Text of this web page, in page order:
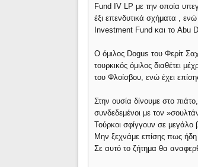
Fund IV LP με την οποία
έξι επενδυτικά σχήματα ,
Investment Fund και το Abu
Ο όμιλος Dogus του Φερίτ
τουρκικός όμιλος διαθέτει
του Φλοίσβου, ενώ έχει
Στην ουσία δίνουμε στο
συνδεδεμένοι με τον
Τούρκοι σφίγγουν σε μεγάλο
Μην ξεχνάμε επίσης πως
Σε αυτό το ζήτημα θα